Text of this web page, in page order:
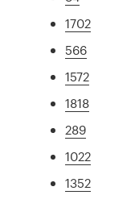
1702
566
1572
1818
289
1022
1352